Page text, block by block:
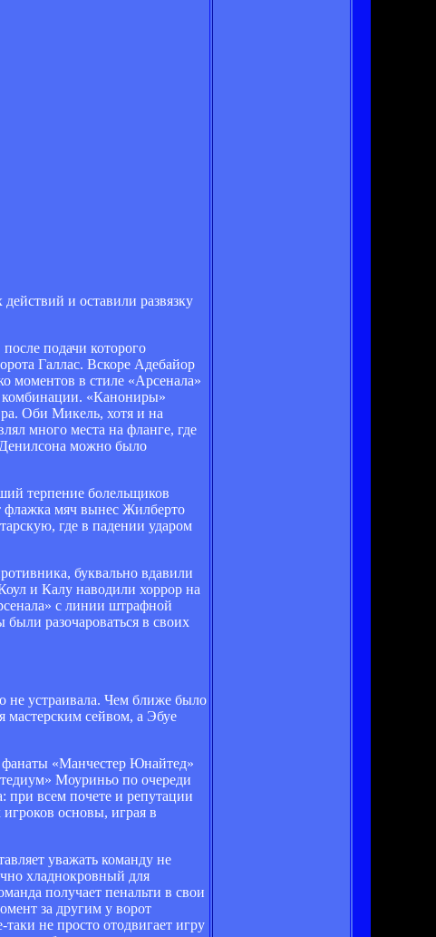
и оставили развязку
подачи которого
Галлас. Вскоре Адебайор
моментов в стиле «Арсенала»
комбинации. «Канониры»
Оби Микель, хотя и на
много места на фланге, где
можно было
терпение болельщиков
флажка мяч вынес Жилберто
где в падении ударом
буквально вдавили
и Калу наводили хоррор на
с линии штрафной
разочароваться в своих
не устраивала. Чем ближе было
мастерским сейвом, а Эбуе
«Манчестер Юнайтед»
Моуриньо по очереди
при всем почете и репутации
основы, играя в
уважать команду не
хладнокровный для
получает пенальти в свои
за другим у ворот
не просто отодвигает игру